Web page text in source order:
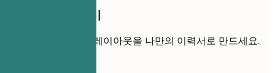
이 템플릿 사용하기
내 경력을 추가해 이 레이아웃을 나만의 이력서로 만드세요.